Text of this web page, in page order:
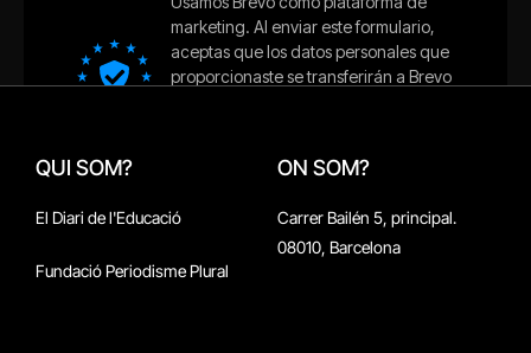
QUI SOM?
El Diari de l'Educació
Fundació Periodisme Plural
ON SOM?
Carrer Bailén 5, principal.
08010, Barcelona